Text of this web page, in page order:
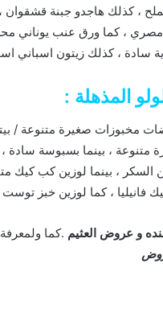
، كذلك هاجدو جبنة قشقوان ،
، كما ورق عنب يوناني
سادة ، كذلك زيتون اسباني
المذهلة :
مخبوزات صغيرة متنوعة /
متنوعة ، بينما بسبوسة سادة
، بينما لوزين كب كيك
، كما لوزين خبز توست
و عروض العثيم .كما